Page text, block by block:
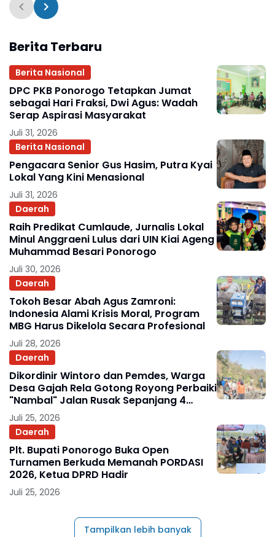
Berita Terbaru
Berita Nasional
DPC PKB Ponorogo Tetapkan Jumat
sebagai Hari Fraksi, Dwi Agus: Wadah
Serap Aspirasi Masyarakat
Juli 31, 2026
Berita Nasional
Pengacara Senior Gus Hasim, Putra Kyai
Lokal Yang Kini Menasional
Juli 31, 2026
Daerah
Raih Predikat Cumlaude, Jurnalis Lokal
Minul Anggraeni Lulus dari UIN Kiai Ageng
Muhammad Besari Ponorogo
Juli 30, 2026
Daerah
Tokoh Besar Abah Agus Zamroni:
Indonesia Alami Krisis Moral, Program
MBG Harus Dikelola Secara Profesional
Juli 28, 2026
Daerah
Dikordinir Wintoro dan Pemdes, Warga
Desa Gajah Rela Gotong Royong Perbaiki
"Nambal" Jalan Rusak Sepanjang 4
Kilometer
Juli 25, 2026
Daerah
Plt. Bupati Ponorogo Buka Open
Turnamen Berkuda Memanah PORDASI
2026, Ketua DPRD Hadir
Juli 25, 2026
Tampilkan lebih banyak